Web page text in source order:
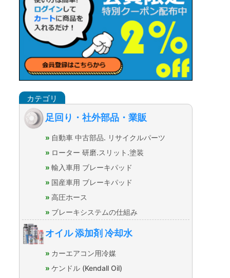
足回り・社外部品・業販
自動車 中古部品. リサイクルパーツ
ローター 研磨.スリット.塗装
輸入車用 ブレーキパッド
国産車用 ブレーキパッド
高圧ホース
ブレーキシステムの仕組み
オイル 添加剤 冷却水
カーエアコン用冷媒
ケンドル (Kendall Oil)